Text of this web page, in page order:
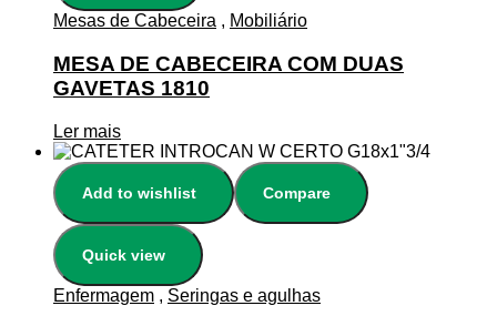
Mesas de Cabeceira , Mobiliário
MESA DE CABECEIRA COM DUAS
GAVETAS 1810
Ler mais
Add to wishlist Compare
Quick view
Enfermagem , Seringas e agulhas